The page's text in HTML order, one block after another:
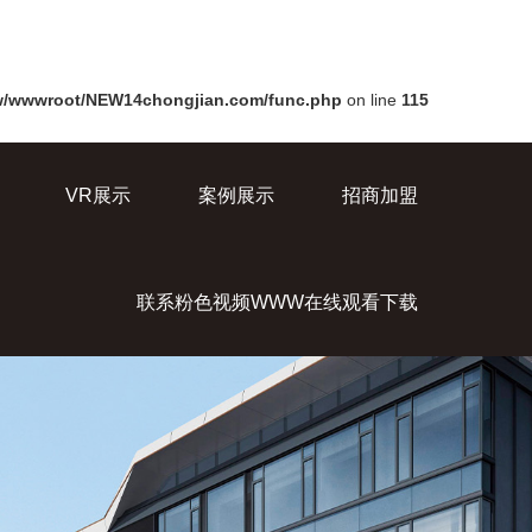
wwwroot/NEW14chongjian.com/func.php on line 115
VR展示 案例展示 招商加盟
联系粉色视频WWW在线观看下载